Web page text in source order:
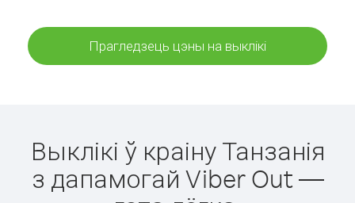
Прагледзець цэны на выклікі
Выклікі ў краіну Танзанія
з дапамогай Viber Out —